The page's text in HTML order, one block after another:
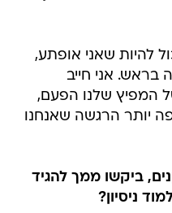
להיות שאני אופתע,
בראש. אני חייב
המפיץ שלנו הפעם,
יותר הרגשה שאנחנו
ביקשו ממך להגיד
ניסיון?